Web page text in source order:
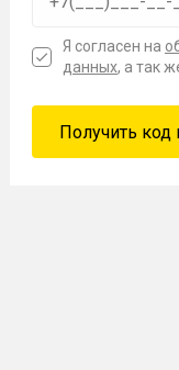
Я согласен на
данных, а так